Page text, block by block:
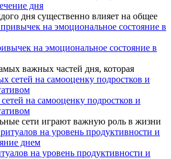
дня
дня существенно влияет на общее
на эмоциональное состояние в
важных частей дня, которая
на самооценку подростков и
сети играют важную роль в жизни
на уровень продуктивности и